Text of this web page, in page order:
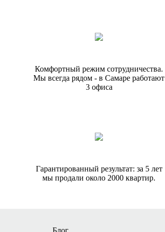
Комфортный режим сотрудничества.
Мы всегда рядом - в Самаре работают
3 офиса
Гарантированный результат: за 5 лет
мы продали около 2000 квартир.
Блог